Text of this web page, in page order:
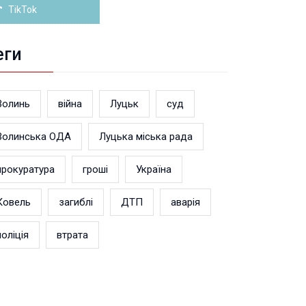
TikTok
війна Луцьк суд
ОДА Луцька міська рада
гроші Україна
загиблі ДТП аварія
втрата